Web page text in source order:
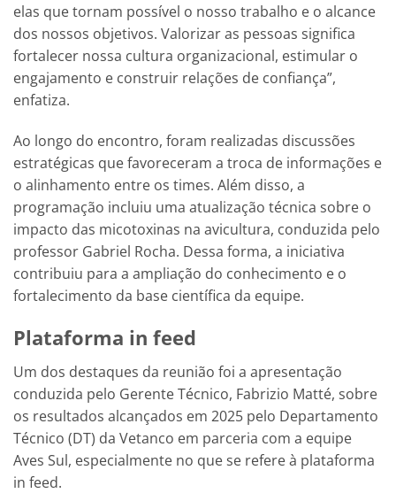
elas que tornam possível o nosso trabalho e o alcance
dos nossos objetivos. Valorizar as pessoas significa
fortalecer nossa cultura organizacional, estimular o
engajamento e construir relações de confiança”,
enfatiza.
Ao longo do encontro, foram realizadas discussões
estratégicas que favoreceram a troca de informações e
o alinhamento entre os times. Além disso, a
programação incluiu uma atualização técnica sobre o
impacto das micotoxinas na avicultura, conduzida pelo
professor Gabriel Rocha. Dessa forma, a iniciativa
contribuiu para a ampliação do conhecimento e o
fortalecimento da base científica da equipe.
Plataforma in feed
Um dos destaques da reunião foi a apresentação
conduzida pelo Gerente Técnico, Fabrizio Matté, sobre
os resultados alcançados em 2025 pelo Departamento
Técnico (DT) da Vetanco em parceria com a equipe
Aves Sul, especialmente no que se refere à plataforma
in feed.